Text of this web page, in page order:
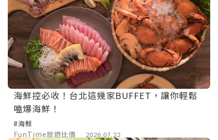
海鮮控必收！台北這幾家BUFFET，讓你輕鬆
嗑爆海鮮！
#海鮮
FunTime旅遊比價
2026.07.22